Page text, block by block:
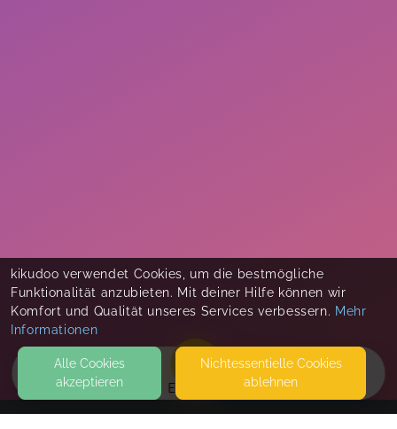
EVENTS
kikudoo verwendet Cookies, um die bestmögliche
Funktionalität anzubieten. Mit deiner Hilfe können wir
Komfort und Qualität unseres Services verbessern. Mehr
Informationen
Alle Cookies
akzeptieren
Nicht­essentielle Cookies
ablehnen